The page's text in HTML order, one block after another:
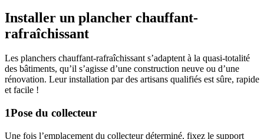
Installer un plancher chauffant-
rafraîchissant
Les planchers chauffant-rafraîchissant s’adaptent à la quasi-totalité
des bâtiments, qu’il s’agisse d’une construction neuve ou d’une
rénovation. Leur installation par des artisans qualifiés est sûre, rapide
et facile !
1Pose du collecteur
Une fois l’emplacement du collecteur déterminé, fixez le support